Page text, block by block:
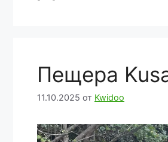
Пещера
11.10.2025 от Kwidoo